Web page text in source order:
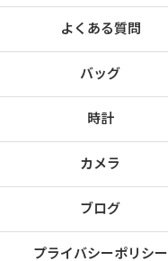
よくある質問
バッグ
時計
カメラ
ブログ
プライバシーポリシー